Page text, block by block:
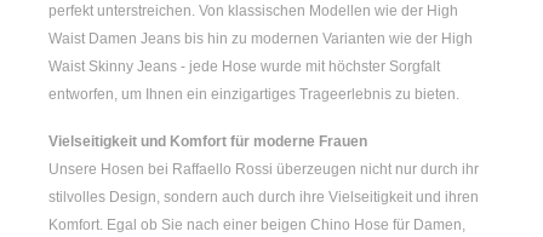
perfekt unterstreichen. Von klassischen Modellen wie der High
Waist Damen Jeans bis hin zu modernen Varianten wie der High
Waist Skinny Jeans - jede Hose wurde mit höchster Sorgfalt
entworfen, um Ihnen ein einzigartiges Trageerlebnis zu bieten.
Vielseitigkeit und Komfort für moderne Frauen
Unsere Hosen bei Raffaello Rossi überzeugen nicht nur durch ihr
stilvolles Design, sondern auch durch ihre Vielseitigkeit und ihren
Komfort. Egal ob Sie nach einer beigen Chino Hose für Damen